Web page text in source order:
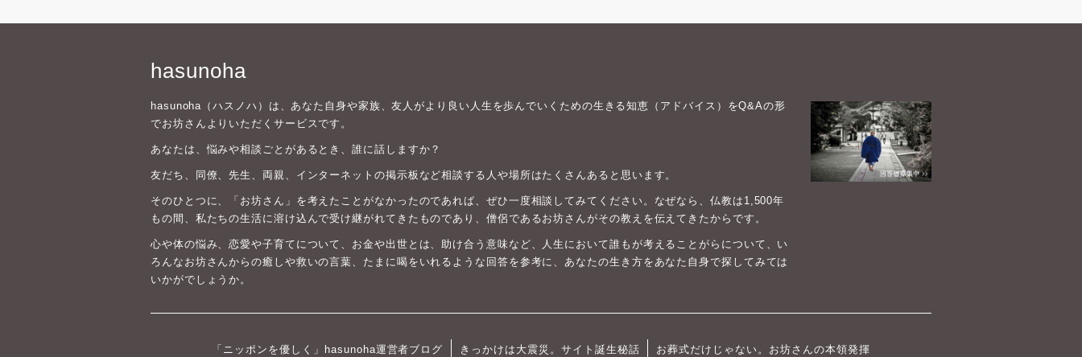
hasunoha
hasunoha（ハスノハ）は、あなた自身や家族、友人がより良い人生を歩んでいくための生きる知恵（アドバイス）をQ&Aの形
でお坊さんよりいただくサービスです。
あなたは、悩みや相談ごとがあるとき、誰に話しますか？
友だち、同僚、先生、両親、インターネットの掲示板など相談する人や場所はたくさんあると思います。
そのひとつに、「お坊さん」を考えたことがなかったのであれば、ぜひ一度相談してみてください。なぜなら、仏教は1,500年
もの間、私たちの生活に溶け込んで受け継がれてきたものであり、僧侶であるお坊さんがその教えを伝えてきたからです。
心や体の悩み、恋愛や子育てについて、お金や出世とは、助け合う意味など、人生において誰もが考えることがらについて、い
ろんなお坊さんからの癒しや救いの言葉、たまに喝をいれるような回答を参考に、あなたの生き方をあなた自身で探してみては
いかがでしょうか。
「ニッポンを優しく」hasunoha運営者ブログ きっかけは大震災。サイト誕生秘話 お葬式だけじゃない。お坊さんの本領発揮